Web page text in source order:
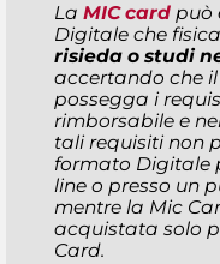
La MIC card può
Digitale che
risieda o studi
accertando che
possegga i
rimborsabile e
tali requisiti non
formato Digitale
line o presso un
mentre la Mic
acquistata solo
Card.